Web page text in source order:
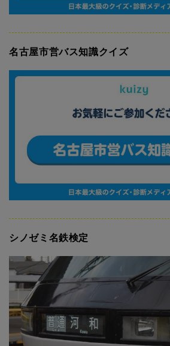
名古屋市営バス知識クイズ
シノゼミ名鉄検定